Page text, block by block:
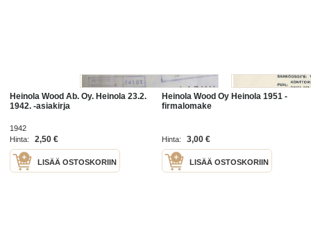
Heinola Wood Ab. Oy. Heinola 23.2.
1942. -asiakirja
1942
Hinta:
2,50 €
LISÄÄ OSTOSKORIIN
Heinola Wood Oy Heinola 1951 -
firmalomake
Hinta: 3,00 €
LISÄÄ OSTOSKORIIN